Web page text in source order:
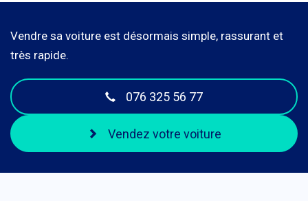
Vendre sa voiture est désormais simple, rassurant et
très rapide.
076 325 56 77
Vendez votre voiture